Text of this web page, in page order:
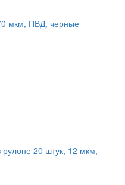
мкм, ПВД, черные
20 штук, 12 мкм,